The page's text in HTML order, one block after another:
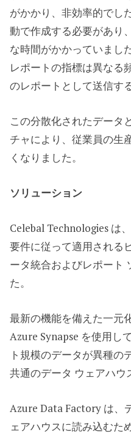
がかかり、非効率的でし
動で作成する必要があり
な時間がかかっていまし
レポートの指標は異なる
のレポートとして送信す
この分散化されたデータ
チャにより、従業員の生
くなりました。
ソリューション
Celebal Technologies は
要件に従って適用される
ータ統合およびレポート
た。
最新の機能を備えた一元
Azure Synapse を使用し
ト規模のデータが異種の
共通のデータ ウェアハウ
Azure Data Factory は、
ェアハウスに読み込むた